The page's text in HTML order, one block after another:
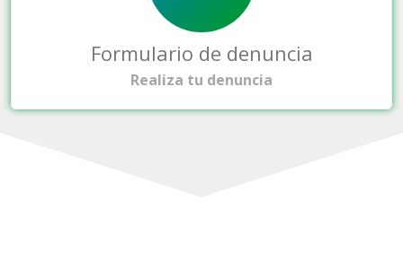
Formulario de denuncia
Realiza tu denuncia